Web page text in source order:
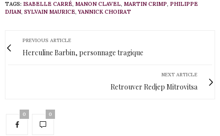
TAGS: ISABELLE CARRÉ, MANON CLAVEL, MARTIN CRIMP, PHILIPPE
DJIAN, SYLVAIN MAURICE,YANNICK CHOIRAT
PREVIOUS ARTICLE
Herculine Barbin, personnage tragique
NEXT ARTICLE
Retrouver Redjep Mitrovitsa
0 0